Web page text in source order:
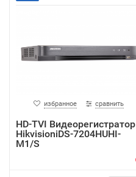
избранное сравнить
HD-TVI Видеорегистратор
HikvisioniDS-7204HUHI-
M1/S